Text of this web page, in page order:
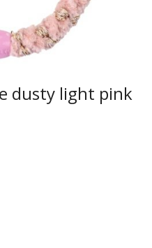
dusty light pink